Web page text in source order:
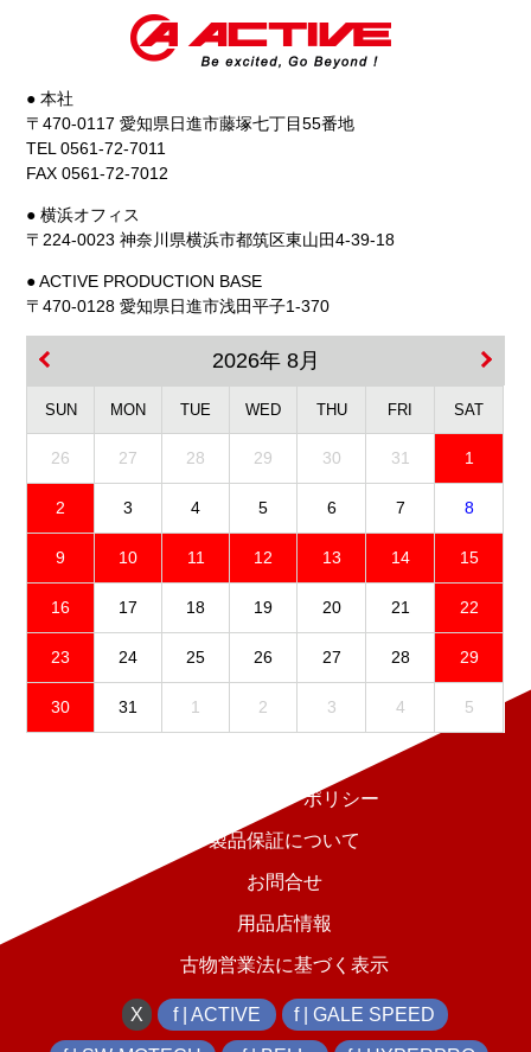
● 本社
〒470-0117 愛知県日進市藤塚七丁目55番地
TEL 0561-72-7011
FAX 0561-72-7012
● 横浜オフィス
〒224-0023 神奈川県横浜市都筑区東山田4-39-18
● ACTIVE PRODUCTION BASE
〒470-0128 愛知県日進市浅田平子1-370
2026年 8月
SUN MON TUE WED THU FRI SAT
26 27 28 29 30 31 1
2 3 4 5 6 7 8
9 10 11 12 13 14 15
16 17 18 19 20 21 22
23 24 25 26 27 28 29
30 31 1 2 3 4 5
プライバシーポリシー
製品保証について
お問合せ
用品店情報
古物営業法に基づく表示
X f | ACTIVE f | GALE SPEED